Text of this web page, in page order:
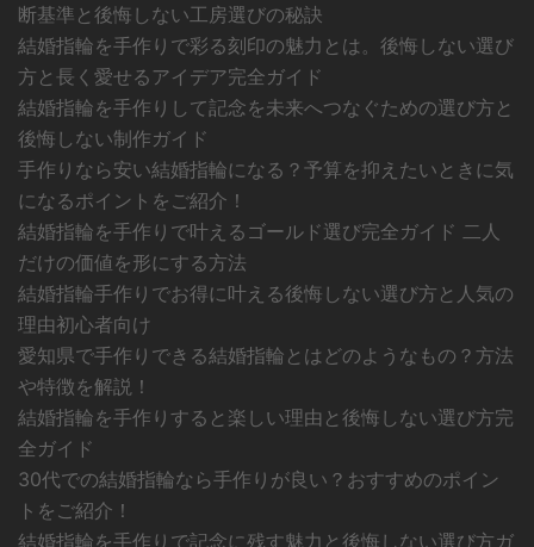
断基準と後悔しない工房選びの秘訣
結婚指輪を手作りで彩る刻印の魅力とは。後悔しない選び
方と長く愛せるアイデア完全ガイド
結婚指輪を手作りして記念を未来へつなぐための選び方と
後悔しない制作ガイド
手作りなら安い結婚指輪になる？予算を抑えたいときに気
になるポイントをご紹介！
結婚指輪を手作りで叶えるゴールド選び完全ガイド 二人
だけの価値を形にする方法
結婚指輪手作りでお得に叶える後悔しない選び方と人気の
理由初心者向け
愛知県で手作りできる結婚指輪とはどのようなもの？方法
や特徴を解説！
結婚指輪を手作りすると楽しい理由と後悔しない選び方完
全ガイド
30代での結婚指輪なら手作りが良い？おすすめのポイン
トをご紹介！
結婚指輪を手作りで記念に残す魅力と後悔しない選び方ガ